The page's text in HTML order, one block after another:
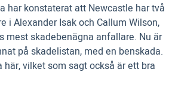
har konstaterat att Newcastle har två
i Alexander Isak och Callum Wilson,
mest skadebenägna anfallare. Nu är
på skadelistan, med en benskada.
här, vilket som sagt också är ett bra